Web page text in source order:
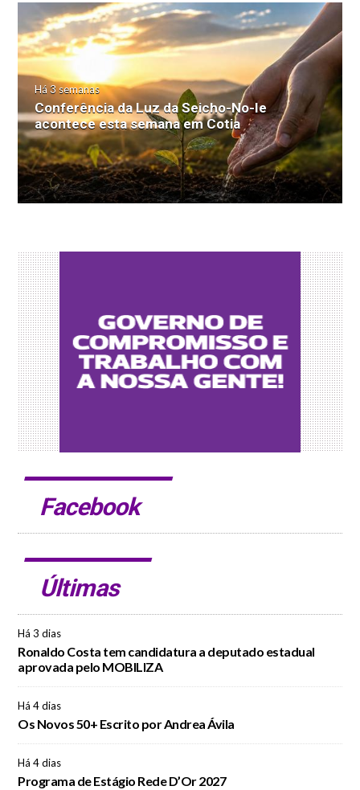
Há 3 semanas
Conferência da Luz da Seicho-No-Ie
acontece esta semana em Cotia
Facebook
Últimas
Há 3 dias
Ronaldo Costa tem candidatura a deputado estadual
aprovada pelo MOBILIZA
Há 4 dias
Os Novos 50+ Escrito por Andrea Ávila
Há 4 dias
Programa de Estágio Rede D’Or 2027